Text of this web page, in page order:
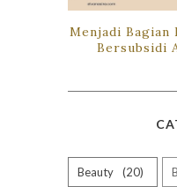
Menjadi Bagian
Bersubsidi
Beauty 20